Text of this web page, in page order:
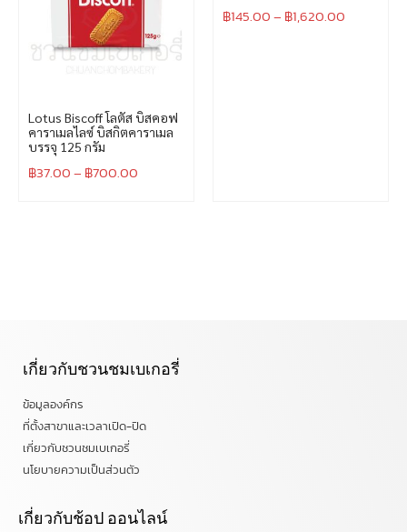
Lotus Biscoff โลตัส บิสคอฟ
คาราเมลไลซ์ บิสกิตคาราเมล
บรรจุ 125 กรัม
฿37.00– ฿700.00
฿145.00– ฿1,620.00
เกี่ยวกับชวนชมเบเกอรี่
ข้อมูลองค์กร
ที่ตั้งสาขาและเวลาเปิด-ปิด
เกี่ยวกับชวนชมเบเกอรี่
นโยบายความเป็นส่วนตัว
เกี่ยวกับช้อป ออนไลน์